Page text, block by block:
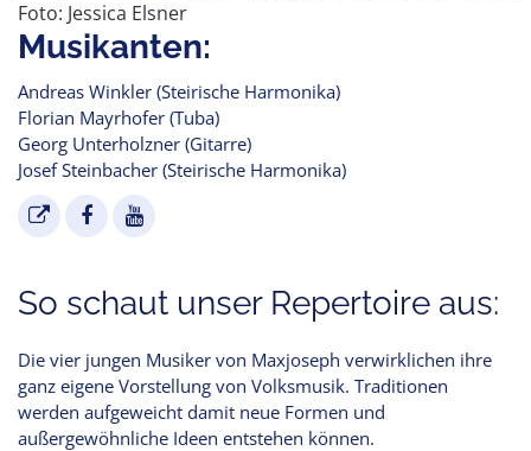
Foto: Jessica Elsner
Musikanten:
Andreas Winkler (Steirische Harmonika)
Florian Mayrhofer (Tuba)
Georg Unterholzner (Gitarre)
Josef Steinbacher (Steirische Harmonika)
So schaut unser Repertoire aus:
Die vier jungen Musiker von Maxjoseph verwirklichen ihre
ganz eigene Vorstellung von Volksmusik. Traditionen
werden aufgeweicht damit neue Formen und
außergewöhnliche Ideen entstehen können.